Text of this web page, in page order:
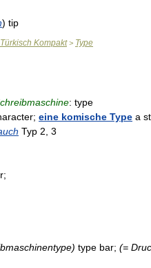
) tip
Kompakt> Type
: type
eine komische Type a
Typ 2, 3
type bar; (=